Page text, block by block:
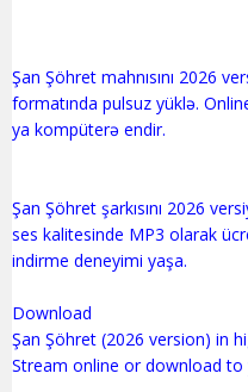
Şan Şöhret mahnısını 2026
formatında pulsuz yüklə.
ya kompüterə endir.
Şan Şöhret şarkısını 2026
ses kalitesinde MP3 olarak
indirme deneyimi yaşa.
Download
Şan Şöhret (2026 version) in
Stream online or download